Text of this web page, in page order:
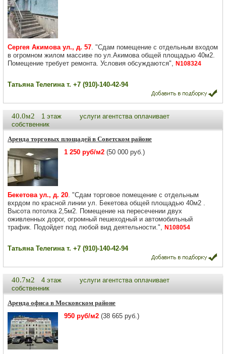
Сергея Акимова ул., д. 57. "Сдам помещение с отдельным входом
в огромном жилом массиве по ул.Акимова общей площадью 40м2.
Помещение требует ремонта. Условия обсуждаются", N108324
Татьяна Телегина т. +7 (910)-140-42-94
40.0м2 1 этаж
услуги агентства оплачивает
собственник
Аренда торговых площадей в Советском районе
1 250 руб/м2 (50 000 руб.)
Бекетова ул., д. 20. "Сдам торговое помещение с отдельным
вхрдом по красной линии ул. Бекетова общей площадью 40м2 .
Высота потолка 2,5м2. Помещение на пересечении двух
оживленных дорог, огромный пешеходный и автомобильный
трафик. Подойдет под любой вид деятельности.", N108054
Татьяна Телегина т. +7 (910)-140-42-94
40.7м2 4 этаж
услуги агентства оплачивает
собственник
Аренда офиса в Московском районе
950 руб/м2 (38 665 руб.)